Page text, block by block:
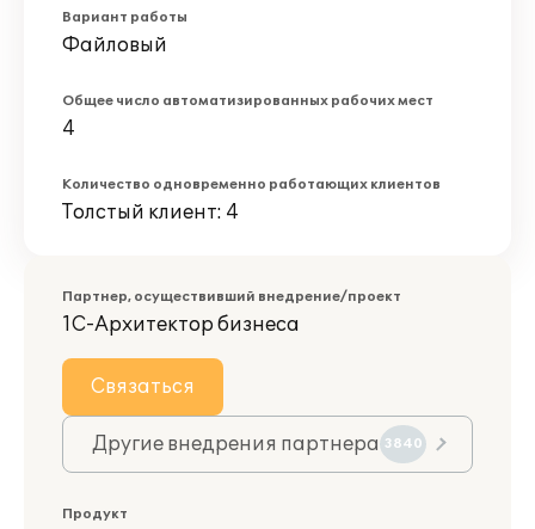
Вариант работы
Файловый
Общее число автоматизированных рабочих мест
4
Количество одновременно работающих клиентов
Толстый клиент: 4
Партнер, осуществивший внедрение/проект
1С-Архитектор бизнеса
Связаться
Другие внедрения партнера 3840
Продукт